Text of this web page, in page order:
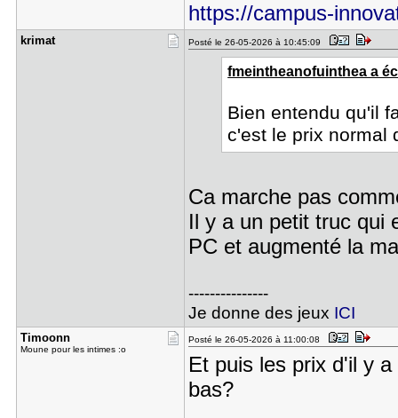
https://campus-
krimat Posté le 26-05-2026 à 10:45:09
fmeintheanofuinthea a
Bien entendu qu'il
c'est le prix normal
Ca marche pas
Il y a un petit truc qui
PC et augmenté la
---------------
Je donne des jeux ICI
Timoonn
Moune pour les intimes :o
Posté le 26-05-2026 à 11:00:08
Et puis les prix d'il y
bas?